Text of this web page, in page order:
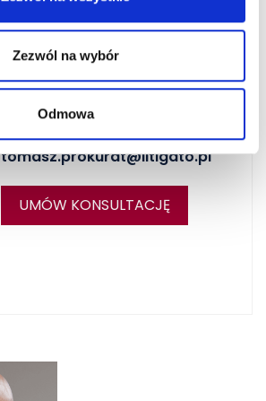
Zezwól na wybór
Odmowa
Tomasz Prokurat
Radca prawny | Doradca
podatkowy
Telefon:+48 508 327 308
Email:
tomasz.prokurat@litigato.pl
UMÓW KONSULTACJĘ